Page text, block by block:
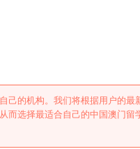
己的机构。我们将根据用户的
而选择最适合自己的中国澳门留